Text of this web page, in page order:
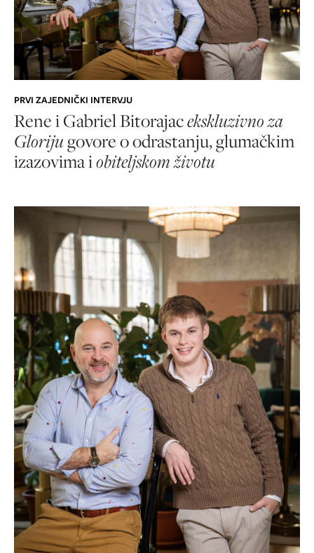
PRVI ZAJEDNIČKI INTERVJU
Rene i Gabriel Bitorajacekskluzivno za
Glorijugovore o odrastanju, glumačkim
izazovima iobiteljskom životu